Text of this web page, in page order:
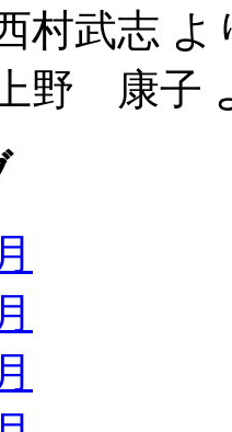
村武志 よ
上野 康子